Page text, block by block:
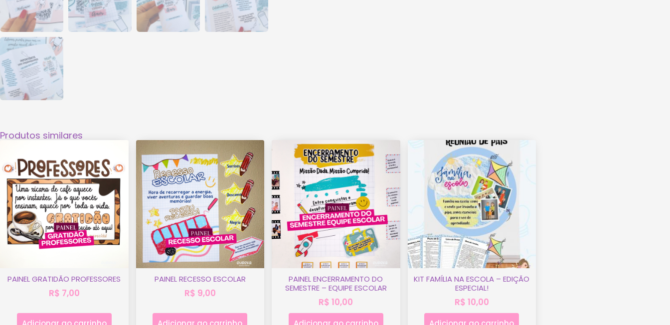
Produtos similares
PAINEL GRATIDÃO PROFESSORES
R$ 7,00
PAINEL RECESSO ESCOLAR
R$ 9,00
PAINEL ENCERRAMENTO DO
SEMESTRE – EQUIPE ESCOLAR
R$ 10,00
KIT FAMÍLIA NA ESCOLA – EDIÇÃO
ESPECIAL!
R$ 10,00